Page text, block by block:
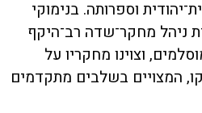
וספרותה. בנימוקי
ניהל מחקר־שדה רב־היקף
וצוינו מחקריו על
המצויים בשלבים מתקדמים